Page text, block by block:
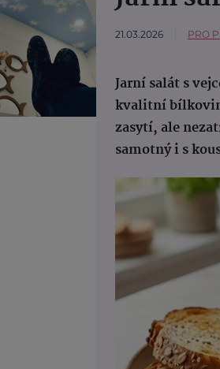
21.03.2026 PRO
Jarní salát s
kvalitní
zasytí, ale
samotný i s